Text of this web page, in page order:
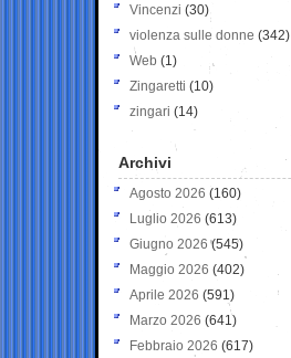
Vincenzi (30)
violenza sulle donne (342)
Web (1)
Zingaretti (10)
zingari (14)
Archivi
Agosto 2026 (160)
Luglio 2026 (613)
Giugno 2026 (545)
Maggio 2026 (402)
Aprile 2026 (591)
Marzo 2026 (641)
Febbraio 2026 (617)